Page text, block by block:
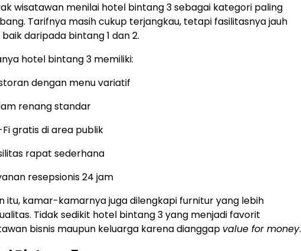
wisatawan menilai hotel bintang 3 sebagai kategori paling
Tarifnya masih cukup terjangkau, tetapi fasilitasnya jauh
daripada bintang 1 dan 2.
hotel bintang 3 memiliki:
dengan menu variatif
renang standar
gratis di area publik
rapat sederhana
resepsionis 24 jam
itu, kamar-kamarnya juga dilengkapi furnitur yang lebih
Tidak sedikit hotel bintang 3 yang menjadi favorit
bisnis maupun keluarga karena dianggap value for money.